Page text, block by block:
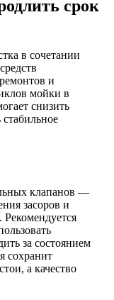
срок
в сочетании
и
мойки в
снизить
клапанов —
засоров и
за состоянием
сохранит
а качество